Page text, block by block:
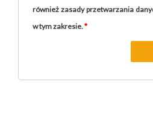
również zasady przetwarzania
w tym zakresie.*